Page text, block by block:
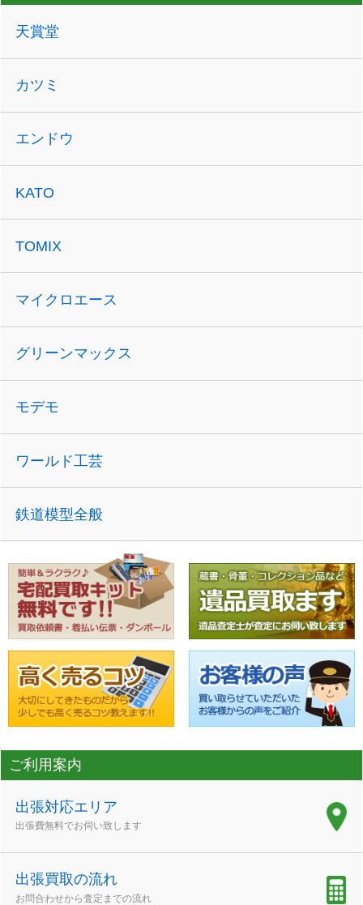
天賞堂
カツミ
エンドウ
KATO
TOMIX
マイクロエース
グリーンマックス
モデモ
ワールド工芸
鉄道模型全般
ご利用案内
出張対応エリア
出張費無料でお伺い致します
出張買取の流れ
お問合わせから査定までの流れ